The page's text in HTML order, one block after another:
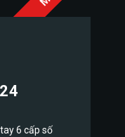
6 cấp số